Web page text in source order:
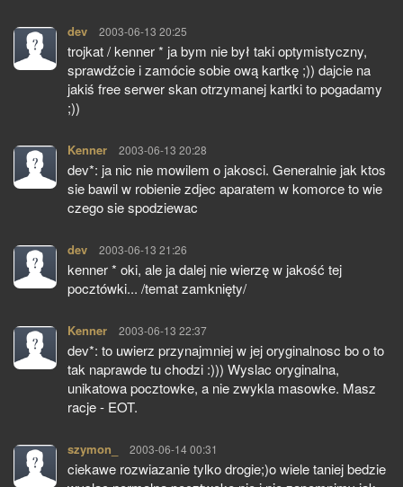
dev pisze:
2003-06-13 20:25
trojkat / kenner * ja bym nie był taki optymistyczny,
sprawdźcie i zamócie sobie ową kartkę ;)) dajcie na
jakiś free serwer skan otrzymanej kartki to pogadamy
;))
Kenner pisze:
2003-06-13 20:28
dev*: ja nic nie mowilem o jakosci. Generalnie jak ktos
sie bawil w robienie zdjec aparatem w komorce to wie
czego sie spodziewac
dev pisze:
2003-06-13 21:26
kenner * oki, ale ja dalej nie wierzę w jakość tej
pocztówki... /temat zamknięty/
Kenner pisze:
2003-06-13 22:37
dev*: to uwierz przynajmniej w jej oryginalnosc bo o to
tak naprawde tu chodzi :))) Wyslac oryginalna,
unikatowa pocztowke, a nie zwykla masowke. Masz
racje - EOT.
szymon_ pisze:
2003-06-14 00:31
ciekawe rozwiazanie tylko drogie;)o wiele taniej bedzie